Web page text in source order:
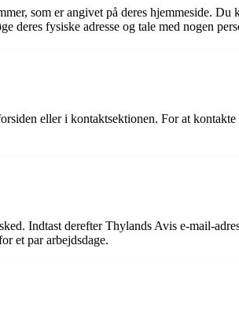
som er angivet på deres hjemmeside.
deres fysiske adresse og tale med nogen
eller i kontaktsektionen. For at
Indtast derefter Thylands Avis e-mail-
et par arbejdsdage.